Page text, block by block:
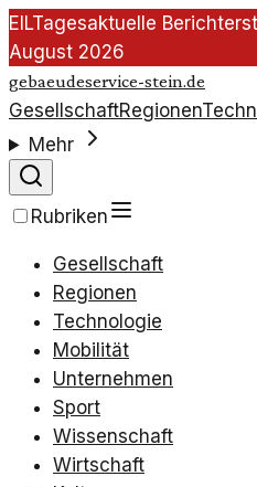
EILTagesaktuelle
August 2026
gebaeudeservice-stein.de
GesellschaftRegionen
Mehr
Rubriken
Gesellschaft
Regionen
Technologie
Mobilität
Unternehmen
Sport
Wissenschaft
Wirtschaft